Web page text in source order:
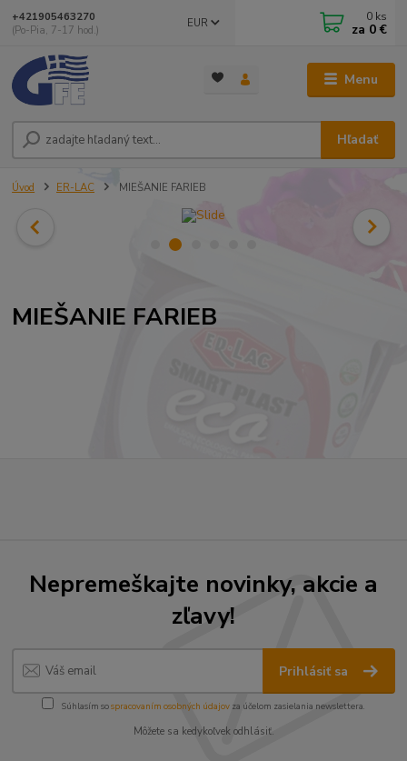
Menu
EUR
Hľadať
+421905463270
(Po-Pia, 7-17 hod.)
0 ks
za 0 €
Úvod ER-LAC MIEŠANIE FARIEB
MIEŠANIE FARIEB
Nepremeškajte novinky, akcie a
zľavy!
Prihlásiť sa
Súhlasím sospracovaním osobných údajov za účelom zasielania newslettera.
Môžete sa kedykoľvek odhlásiť.